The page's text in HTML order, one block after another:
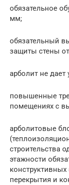
обязательное
мм;
обязательный
защиты стены
арболит не дает
повышенные
помещениях с
арболитовые
строительства
этажности
перекрытия и